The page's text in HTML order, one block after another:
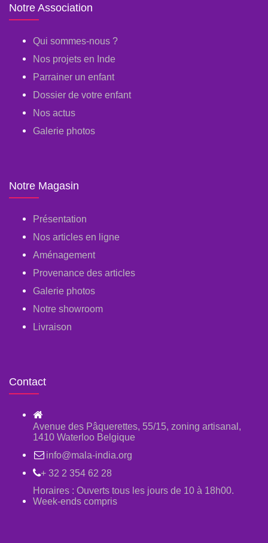
Notre Association
Qui sommes-nous ?
Nos projets en Inde
Parrainer un enfant
Dossier de votre enfant
Nos actus
Galerie photos
Notre Magasin
Présentation
Nos articles en ligne
Aménagement
Provenance des articles
Galerie photos
Notre showroom
Livraison
Contact
Avenue des Pâquerettes, 55/15, zoning artisanal,
1410 Waterloo Belgique
info@mala-india.org
+ 32 2 354 62 28
Horaires : Ouverts tous les jours de 10 à 18h00.
Week-ends compris